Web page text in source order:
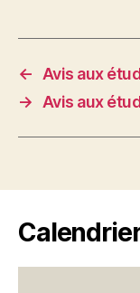
←
Avis aux
→
Avis aux